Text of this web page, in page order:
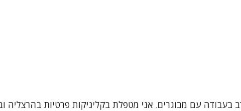
בעבודה עם מבוגרים. אני מטפלת בקליניקות פרטיות בהרצליה